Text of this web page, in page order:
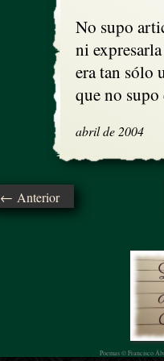
No supo
ni
era tan sólo
que no supo
abril de 2004
← Anterior
Poemas © Francisco